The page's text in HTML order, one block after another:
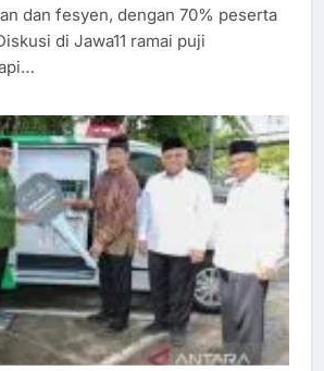
dan fesyen, dengan 70% peserta
di Jawa11 ramai puji